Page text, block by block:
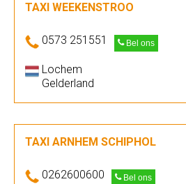
TAXI WEEKENSTROO
0573 251551 Bel ons
Lochem
Gelderland
TAXI ARNHEM SCHIPHOL
0262600600 Bel ons